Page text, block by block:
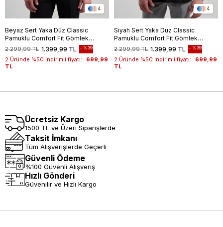
4
Beyaz Sert Yaka Düz Classic
Pamuklu Comfort Fit Gömlek
1004250213 1.399,99 TL
2.299,99 TL %39
2.Üründe %50 indirimli fiyatı:
699,99
TL
4
Siyah Sert Yaka Düz Classic
Pamuklu Comfort Fit Gömlek
1004250213 1.399,99 TL
2.299,99 TL %39
2.Üründe %50 indirimli fiyatı:
699,99
TL
Ücretsiz Kargo
1500 TL ve Üzeri Siparişlerde
Taksit İmkanı
Tüm Alışverişlerde Geçerli
Güvenli Ödeme
%100 Güvenli Alışveriş
Hızlı Gönderi
Güvenilir ve Hızlı Kargo